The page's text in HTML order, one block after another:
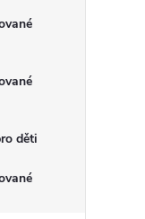
děti